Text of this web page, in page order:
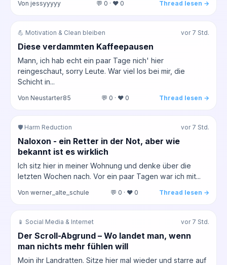
Von jessyyyyy 💬 0 · ❤️ 0 Thread lesen →
💪 Motivation & Clean bleiben vor 7 Std.
Diese verdammten Kaffeepausen
Mann, ich hab echt ein paar Tage nich' hier
reingeschaut, sorry Leute. War viel los bei mir, die
Schicht in...
Von Neustarter85 💬 0 · ❤️ 0 Thread lesen →
🛡️ Harm Reduction vor 7 Std.
Naloxon - ein Retter in der Not, aber wie
bekannt ist es wirklich
Ich sitz hier in meiner Wohnung und denke über die
letzten Wochen nach. Vor ein paar Tagen war ich mit...
Von werner_alte_schule 💬 0 · ❤️ 0 Thread lesen →
📱 Social Media & Internet vor 7 Std.
Der Scroll-Abgrund – Wo landet man, wenn
man nichts mehr fühlen will
Moin ihr Landratten. Sitze hier mal wieder und starre auf